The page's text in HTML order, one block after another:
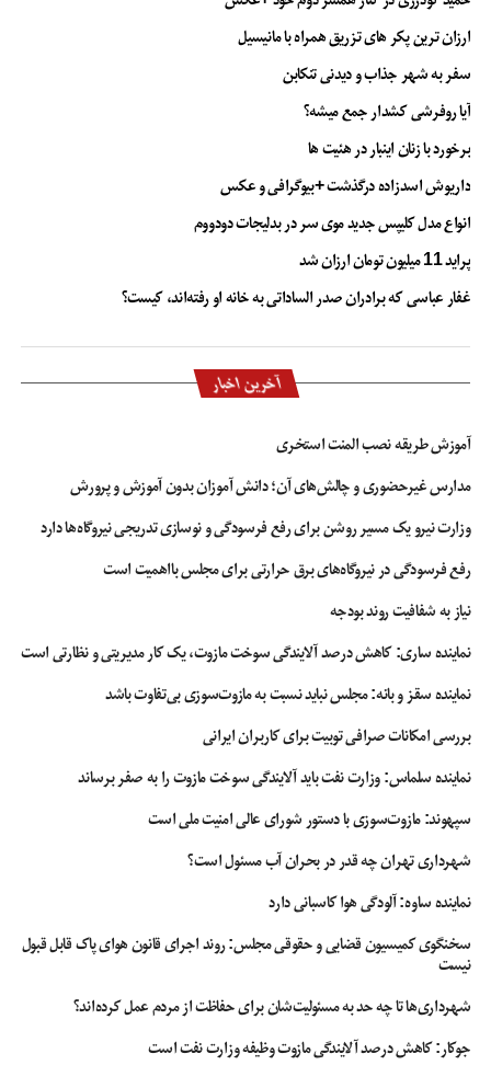
ارزان ترین پکر های تزریق همراه با مانیسیل
سفر به شهر جذاب و دیدنی تنکابن
آیا روفرشی کشدار جمع میشه؟
برخورد با زنان اینبار در هئیت ها
داریوش اسدزاده درگذشت +بیوگرافی و عکس
انواع مدل کلیپس جدید موی سر در بدلیجات دودووم
پراید 11 میلیون تومان ارزان شد
غفار عباسی که برادران صدر الساداتی به خانه او رفته‌اند، کیست؟
آخرین اخبار
آموزش طریقه نصب المنت استخری
مدارس غیرحضوری و چالش‌های آن؛ دانش آموزان بدون آموزش و پرورش
وزارت نیرو یک مسیر روشن برای رفع فرسودگی و نوسازی تدریجی نیروگاه‌ها دارد
رفع فرسودگی در نیروگاه‌های برق حرارتی برای مجلس بااهمیت است
نیاز به شفافیت روند بودجه
نماینده ساری: کاهش درصد آلایندگی سوخت مازوت، یک کار مدیریتی و نظارتی است
نماینده سقز و بانه: مجلس نباید نسبت به مازوت‌سوزی بی‌تفاوت باشد
بررسی امکانات صرافی توبیت برای کاربران ایرانی
نماینده سلماس: وزارت نفت باید آلایندگی سوخت مازوت را به صفر برساند
سپهوند:‌ مازوت‌سوزی با دستور شورای عالی امنیت ملی است
شهرداری تهران چه قدر در بحران آب مسئول است؟
نماینده ساوه: آلودگی هوا کاسبانی دارد
سخنگوی کمیسیون قضایی و حقوقی مجلس: روند اجرای قانون هوای پاک قابل قبول
نیست
شهرداری‌ها تا چه حد به مسئولیت‌شان برای حفاظت از مردم عمل کرده‌اند؟
جوکار: کاهش درصد آلایندگی مازوت وظیفه وزارت نفت است